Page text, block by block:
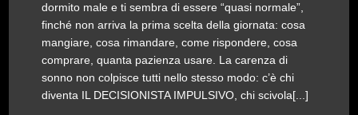
dormito male e ti sembra di essere “quasi normale”,
finché non arriva la prima scelta della giornata: cosa
mangiare, cosa rimandare, come rispondere, cosa
comprare, quanta pazienza usare. La carenza di
sonno non colpisce tutti nello stesso modo: c’è chi
diventa IL DECISIONISTA IMPULSIVO, chi scivola[...]